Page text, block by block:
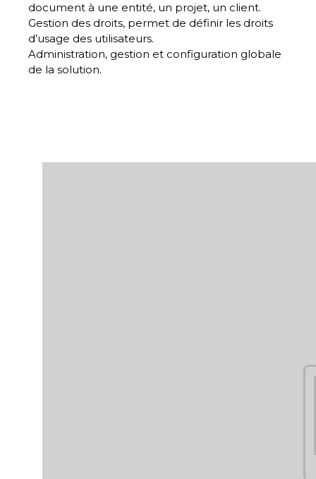
document à une entité, un projet, un client.
Gestion des droits, permet de définir les droits
d’usage des utilisateurs.
Administration, gestion et configuration globale
de la solution.